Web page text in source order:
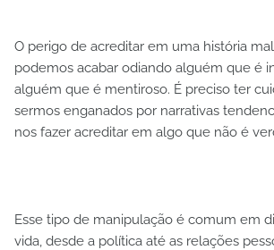
O perigo de acreditar em uma história
podemos acabar odiando alguém que é
alguém que é mentiroso. É preciso ter
sermos enganados por narrativas
nos fazer acreditar em algo que não é
Esse tipo de manipulação é comum em
vida, desde a política até as relações